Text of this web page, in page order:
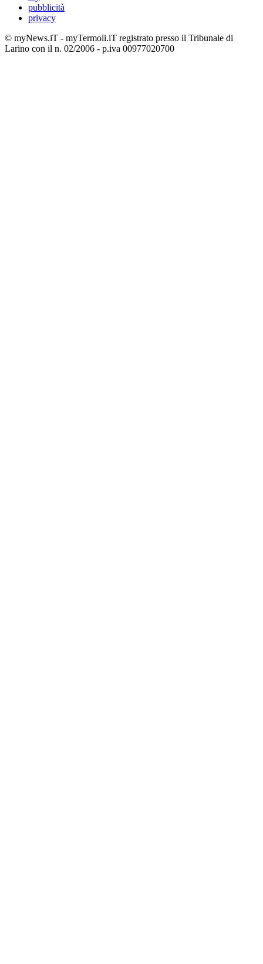
pubblicità
privacy
© myNews.iT - myTermoli.iT registrato presso il Tribunale di
Larino con il n. 02/2006 - p.iva 00977020700